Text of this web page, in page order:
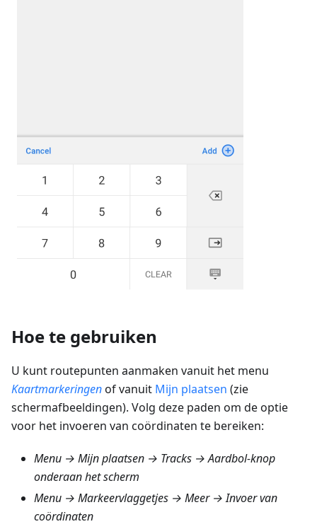
Hoe te gebruiken
U kunt routepunten aanmaken vanuit het menu
Kaartmarkeringenof vanuit Mijn plaatsen (zie
schermafbeeldingen). Volg deze paden om de optie
voor het invoeren van coördinaten te bereiken:
Menu → Mijn plaatsen → Tracks → Aardbol-knop
onderaan het scherm
Menu → Markeervlaggetjes → Meer → Invoer van
coördinaten